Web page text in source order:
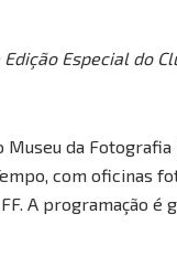
Especial do
Museu da
com oficinas
A programação é